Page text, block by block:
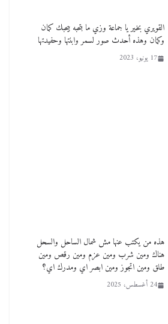
القويري بخير يا جماعة وزي ما بتحبه بيحبك كمان
وكمان وهذه أحدث صور لسمر وابنتها وحفيدتها
17 يونيو، 2023
هذه من يكتب عنها مش شمال الساحل والسحل
هناك ومين شرب ومين عزم ومين رقص ومين
طلق ومين اتجوز ومين ابصر اي ومدرك اي؟
24 أغسطس، 2025